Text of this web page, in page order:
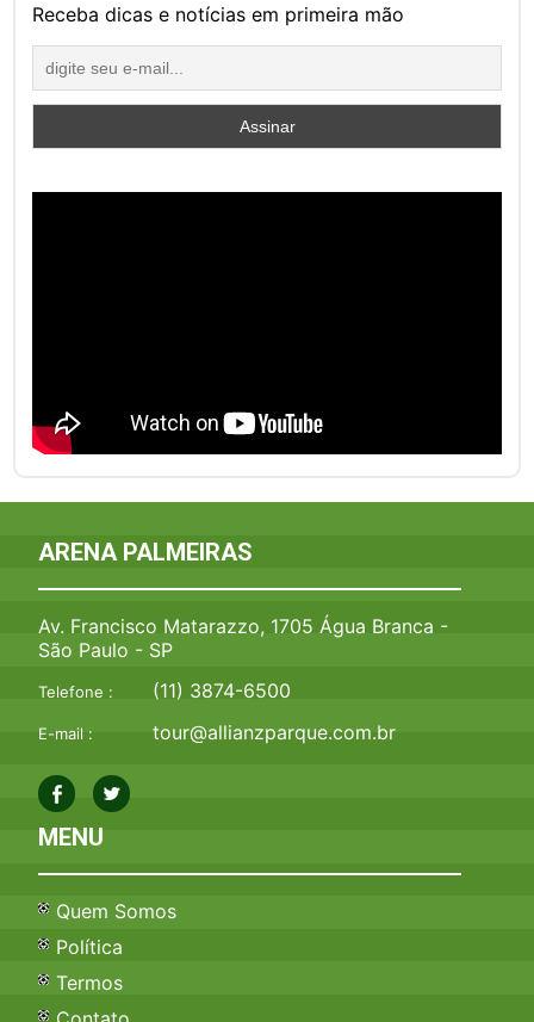
Receba dicas e notícias em primeira mão
ARENA PALMEIRAS
Av. Francisco Matarazzo, 1705 Água Branca -
São Paulo - SP
Telefone : (11) 3874-6500
E-mail : tour@allianzparque.com.br
MENU
Quem Somos
Política
Termos